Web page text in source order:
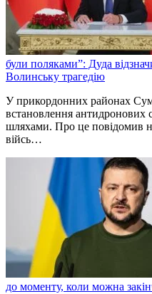
були поляками”: Дуда
Волинську трагедію
У прикордонних районах
встановлення антидронових
шляхами. Про це повідомив
війсь…
до моменту, коли можна